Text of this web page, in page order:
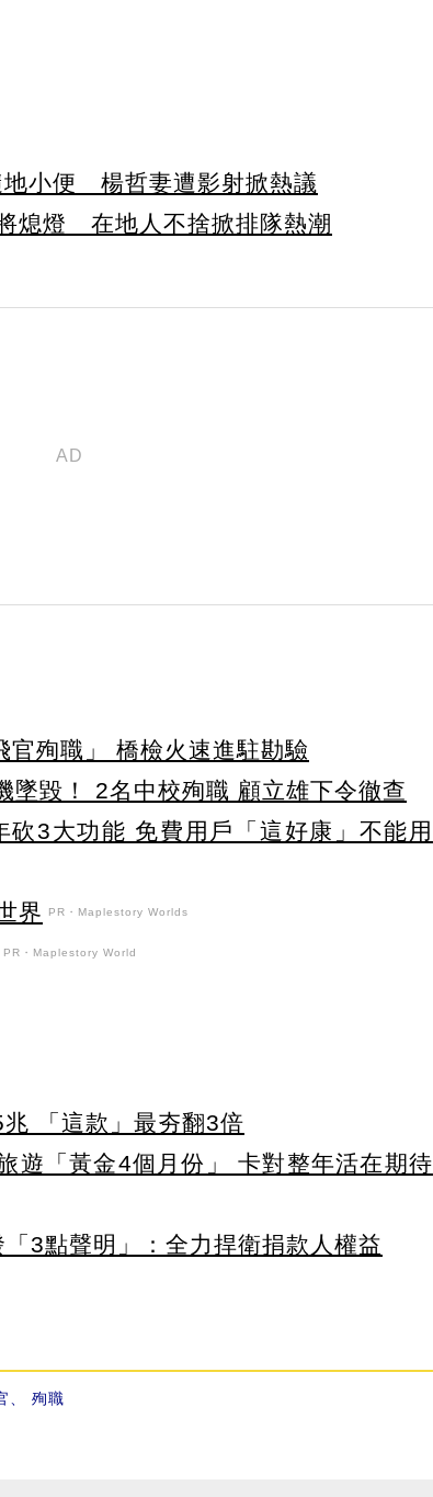
地小便 楊哲妻遭影射掀熱議
熄燈 在地人不捨掀排隊熱潮
殉職」 橋檢火速進駐勘驗
墜毀！ 2名中校殉職 顧立雄下令徹查
3大功能 免費用戶「這好康」不能用
界
PR・Maplestory Worlds
PR・Maplestory World
「這款」最夯翻3倍
遊「黃金4個月份」 卡對整年活在期待
3點聲明」：全力捍衛捐款人權益
殉職